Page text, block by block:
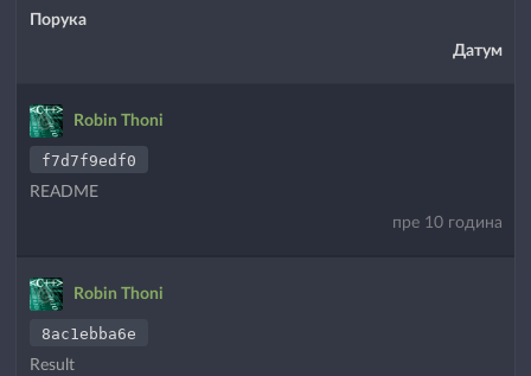
Порука
Датум
Robin Thoni
f7d7f9edf0
README
пре 10 година
Robin Thoni
8ac1ebba6e
Result